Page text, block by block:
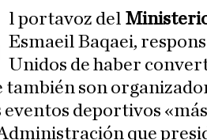
l portavoz del
Esmaeil Baqaei,
Unidos de haber
también son
eventos deportivos
que